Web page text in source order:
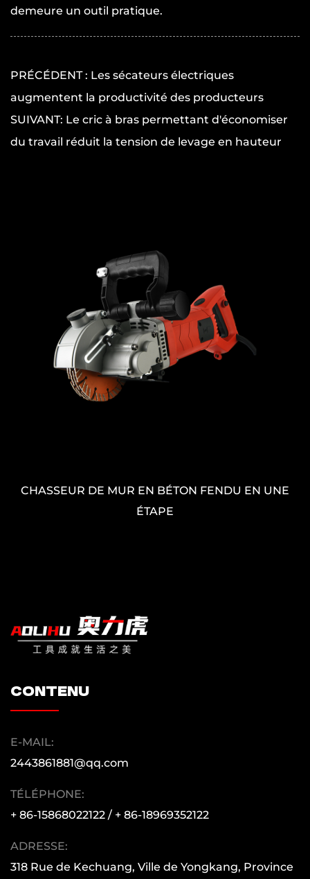
demeure un outil pratique.
PRÉCÉDENT : Les sécateurs électriques
augmentent la productivité des producteurs
SUIVANT: Le cric à bras permettant d'économiser
du travail réduit la tension de levage en hauteur
Chaser mural d'installation d'électricité à une
seule puce
contenu
E-MAIL:
2443861881@qq.com
TÉLÉPHONE:
+ 86-15868022122 / + 86-18969352122
ADRESSE:
318 Rue de Kechuang, Ville de Yongkang, Province